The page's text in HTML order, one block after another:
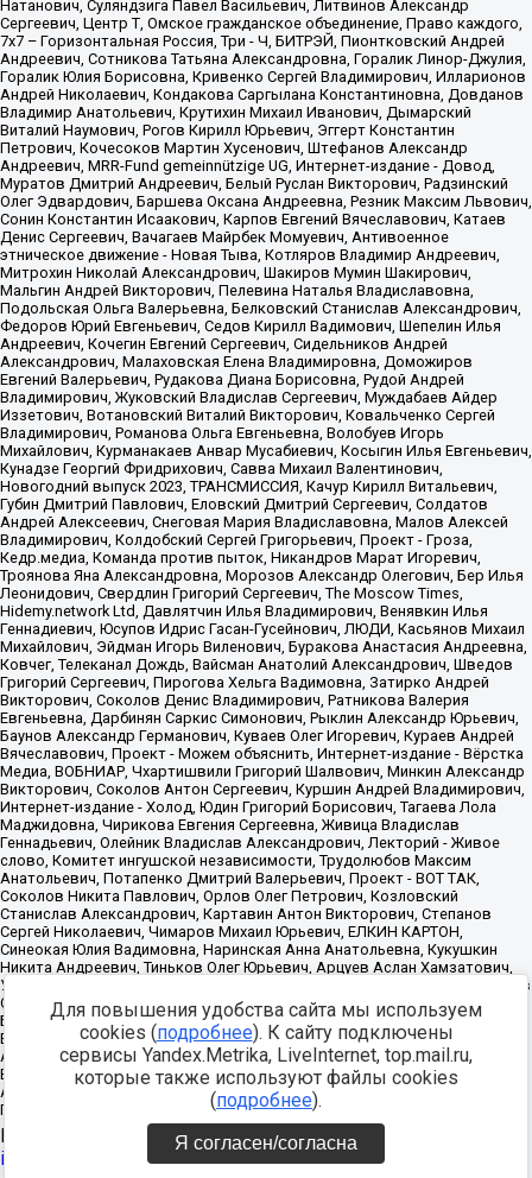
Источник:
https://minjust.gov.ru/uploaded/files/reestr-
inostrannyih-agentov-22-03-2024.pdf
данные на
Для повышения удобства сайта мы используем
cookies (подробнее). К сайту подключены
сервисы Yandex.Metrika, LiveInternet, top.mail.ru,
которые также используют файлы cookies
(подробнее).
Я согласен/согласна